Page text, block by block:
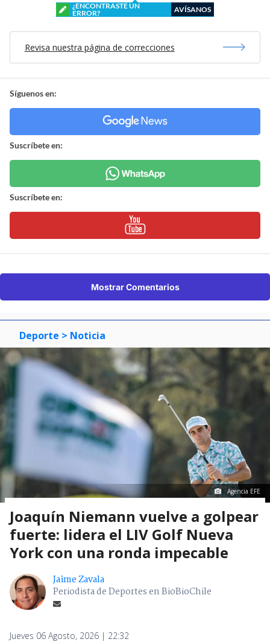
¿ENCONTRASTE UN
ERROR?
AVÍSANOS
Revisa nuestra página de correcciones
Síguenos en:
Suscríbete en:
Suscríbete en:
Mostrar Comentarios
Deporte > Noticia
Agencia EFE
Joaquín Niemann vuelve a golpear
fuerte: lidera el LIV Golf Nueva
York con una ronda impecable
Jaime Zavala
Periodista de Deportes en BioBioChile
Jueves 06 Agosto, 2026 | 22:32